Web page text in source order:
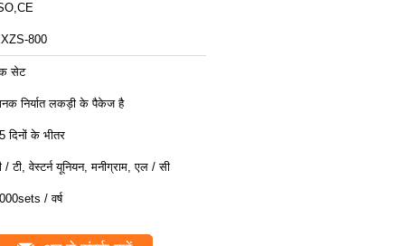
800
सेट
निर्यात लकड़ी के पैकेज है
दिनों के भीतर
/ टी, वेस्टर्न यूनियन, मनीग्राम, एल / सी
/ वर्ष